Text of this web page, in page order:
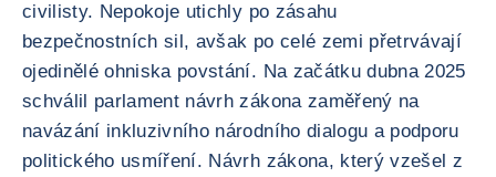
civilisty. Nepokoje utichly po zásahu
bezpečnostních sil, avšak po celé zemi přetrvávají
ojedinělé ohniska povstání. Na začátku dubna 2025
schválil parlament návrh zákona zaměřený na
navázání inkluzivního národního dialogu a podporu
politického usmíření. Návrh zákona, který vzešel z